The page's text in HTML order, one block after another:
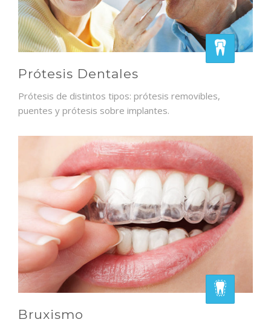
Prótesis Dentales
Prótesis de distintos tipos: prótesis removibles,
puentes y prótesis sobre implantes.
Bruxismo